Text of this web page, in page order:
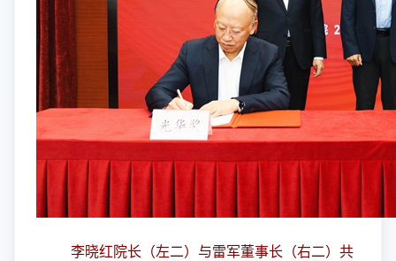
李晓红院长（左二）与雷军董事长（右二）共